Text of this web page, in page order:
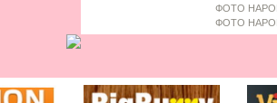
ФОТО
ФОТО